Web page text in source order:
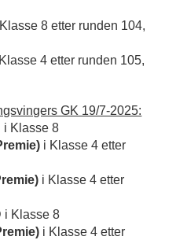
8 etter runden 104,
4 etter runden 105,
GK 19/7-2025:
8
i Klasse 4 etter
i Klasse 4 etter
8
i Klasse 4 etter